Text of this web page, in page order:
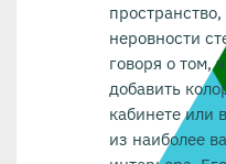
неровности
говоря о том,
добавить
кабинете или
из наиболее